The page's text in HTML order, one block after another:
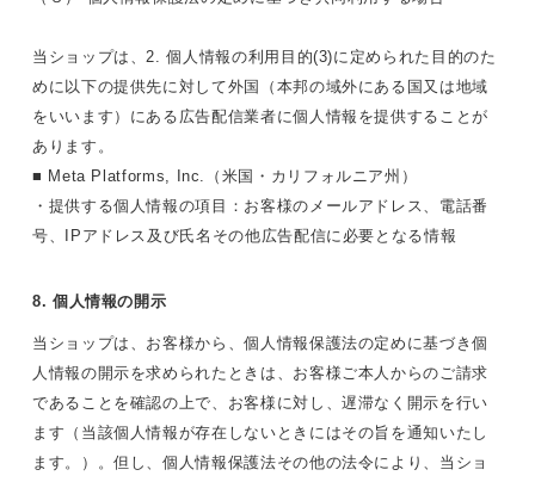
当ショップは、2. 個人情報の利用目的(3)に定められた目的のた
めに以下の提供先に対して外国（本邦の域外にある国又は地域
をいいます）にある広告配信業者に個人情報を提供することが
あります。
■ Meta Platforms, Inc.（米国・カリフォルニア州）
・提供する個人情報の項目：お客様のメールアドレス、電話番
号、IPアドレス及び氏名その他広告配信に必要となる情報
8. 個人情報の開示
当ショップは、お客様から、個人情報保護法の定めに基づき個
人情報の開示を求められたときは、お客様ご本人からのご請求
であることを確認の上で、お客様に対し、遅滞なく開示を行い
ます（当該個人情報が存在しないときにはその旨を通知いたし
ます。）。但し、個人情報保護法その他の法令により、当ショ